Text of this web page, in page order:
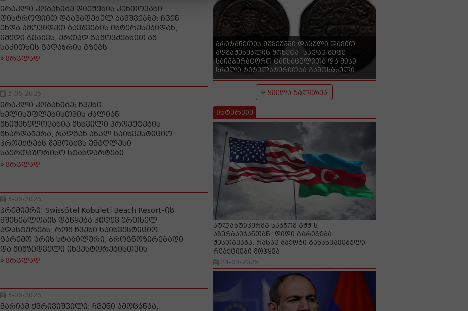
ირაკლი კობახიძე დიუშენის კუნთოვანი
დისტროფიით დაავადებულ ბავშვებზე: ჩვენ
უნდა ამოვიდეთ ბავშვების ინტერესებიდან,
იმედი გვაქვს, ერთად გამოვძებნით ამ
საკითხის გადაჭრის გზებს
ვრცლად
3-06-2026
ირაკლი კობახიძე: ჩვენი
ხელისუფლებისთვის ძალიან
მნიშვნელოვანია მსხვილი პროექტების
მხარდაჭერა, რადგან ახალ საინვესტიციო
პროექტებს შემოაქვს უმაღლესი
საერთაშორისო სტანდარტები
ვრცლად
3-06-2026
პრემიერი: Swissôtel Kobuleti Beach Resort-ის
მშენებლობის დაწყება კიდევ ერთხელ
ადასტურებს, რომ ჩვენი საინვესტიციო
გარემო არის სტაბილური, პროგნოზირებადი
და მიმზიდველი ინვესტორებისთვის
ვრცლად
3-06-2026
მარიამ ქვრივიშვილი: ჩვენი ამოცანაა,
ბრიტანეთის მუზეუმში დაცული დავით
აღმაშენებლის მონეტა, სადაც მეფე
საიმპერატორო ტანსაცმლითა და მისი
სრული ტიტულატურითაა გამოსახული
ყველა გალერეა
ინტერვიუ
ატლანტიკურმა საბჭომ აშშ-ს
აზერბაიჯანთან "დიდი გარიგება“
შესთავაზა, რასაც ბაქოში განსხვავებული
რეაქციები მოჰყვა
24-05-2026